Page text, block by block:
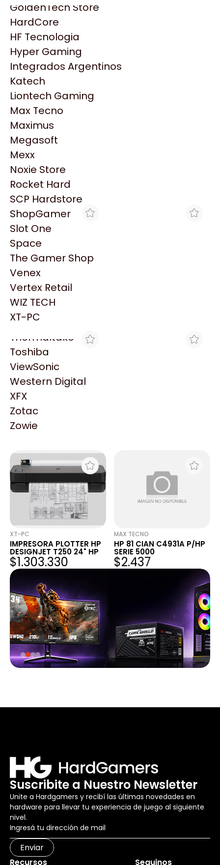
HP
HyperX
INNO3D
Intel
Kingston
Lenovo
Logitech
MSI
NVIDIA GeForce
NZXT
PNY
Palit
Philips
PowerColor
Razer
Redragon
Samsung
Sandisk
Sapphire
Seagate
Sentey
Solarmax
Thermaltake
Toshiba
ViewSonic
Western Digital
XFX
Zotac
Zowie
GoldenTech Store
HardCore
HF Tecnologia
Hyper Gaming
Integrados Argentinos
Katech
Liontech Gaming
Max Tecno
Maximus
Megasoft
Mexx
Noxie Store
Rocket Hard
SCP Hardstore
ShopGamer
Slot One
Space
The Gamer Shop
Venex
Vertex Retail
WIZ TECH
XT-PC
Productos
Similares
Explorá más productos similares
HP DLT CLEANING
CARTRIDGE C5142A
$12.184
ENJOY COMPUTER
IMPRESORA PLOTTER HP
DESIGNJET T250 24" HP
XT-PC
IMPRESORA PLOTTER HP
DESIGNJET T250 24" HP
$1.303.330
MAX TECNO
HP 81 CIAN C4931A P/HP
SERIE 5000
$2.437
Suscribite a Nuestro Newsletter
Unite a Hardgamers y recibí las últimas novedades en
hardware para llevar tu experiencia de juego al siguiente
nivel.
Enviar
Recursos
Seguinos